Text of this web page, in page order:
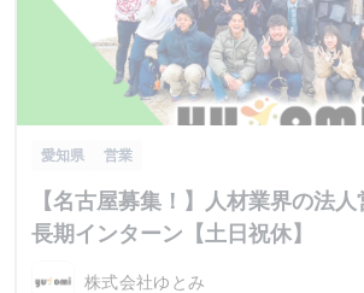
愛知県 営業
【名古屋募集！】人材業界の法
長期インターン【土日祝休】
株式会社ゆとみ